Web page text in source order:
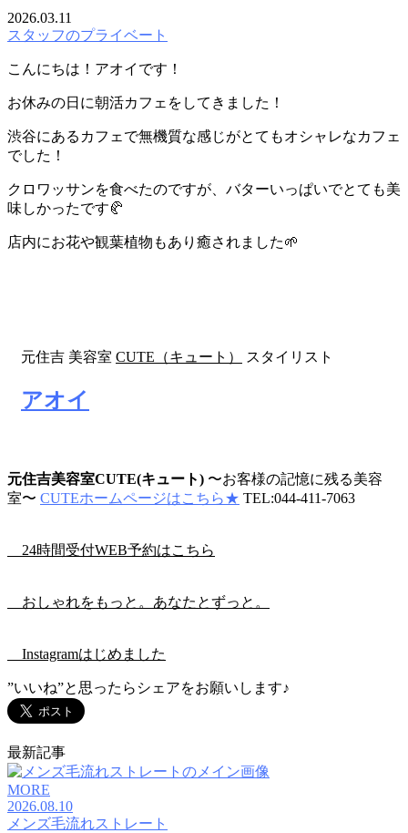
2026.03.11
スタッフのプライベート
こんにちは！アオイです！
お休みの日に朝活カフェをしてきました！
渋谷にあるカフェで無機質な感じがとてもオシャレなカフェ
でした！
クロワッサンを食べたのですが、バターいっぱいでとても美
味しかったです🥐
店内にお花や観葉植物もあり癒されました🌱‬‪
元住吉 美容室 CUTE（キュート） スタイリスト
アオイ
元住吉美容室CUTE(キュート) 〜お客様の記憶に残る美容
室〜 CUTEホームページはこちら★ TEL:044-411-7063
24時間受付WEB予約はこちら
おしゃれをもっと。あなたとずっと。
Instagramはじめました
”いいね”と思ったらシェアをお願いします♪
最新記事
MORE
2026.08.10
メンズ毛流れストレート